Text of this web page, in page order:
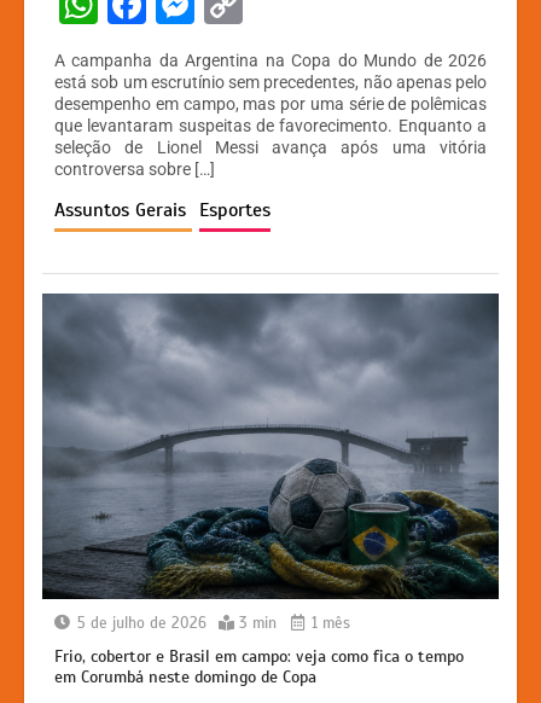
at
s
A
p
p
a
c
e
b
o
o
k
s
s
e
n
g
er
p
y
Li
n
k
A campanha da Argentina na Copa do Mundo de 2026
está sob um escrutínio sem precedentes, não apenas pelo
desempenho em campo, mas por uma série de polêmicas
que levantaram suspeitas de favorecimento. Enquanto a
seleção de Lionel Messi avança após uma vitória
controversa sobre […]
Assuntos Gerais Esportes
5 de julho de 2026 3 min 1 mês
Frio, cobertor e Brasil em campo: veja como fica o tempo
em Corumbá neste domingo de Copa